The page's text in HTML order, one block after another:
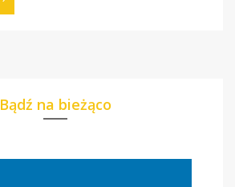
Bądź na bieżąco